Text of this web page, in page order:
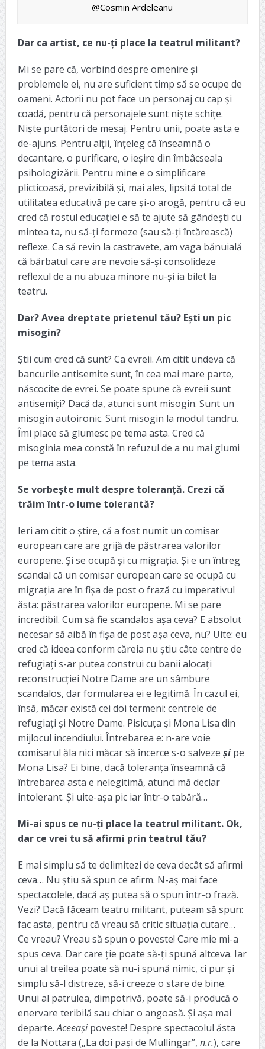
@Cosmin Ardeleanu
Dar ca artist, ce nu-ți place la teatrul militant?
Mi se pare că, vorbind despre omenire și
problemele ei, nu are suficient timp să se ocupe de
oameni. Actorii nu pot face un personaj cu cap și
coadă, pentru că personajele sunt niște schițe.
Niște purtători de mesaj. Pentru unii, poate asta e
de-ajuns. Pentru alții, înțeleg că înseamnă o
decantare, o purificare, o ieșire din îmbâcseala
psihologizării. Pentru mine e o simplificare
plicticoasă, previzibilă și, mai ales, lipsită total de
utilitatea educativă pe care și-o arogă, pentru că eu
cred că rostul educației e să te ajute să gândești cu
mintea ta, nu să-ți formeze (sau să-ți întărească)
reflexe. Ca să revin la castravete, am vaga bănuială
că bărbatul care are nevoie să-și consolideze
reflexul de a nu abuza minore nu-și ia bilet la
teatru.
Dar? Avea dreptate prietenul tău? Ești un pic
misogin?
Știi cum cred că sunt? Ca evreii. Am citit undeva că
bancurile antisemite sunt, în cea mai mare parte,
născocite de evrei. Se poate spune că evreii sunt
antisemiți? Dacă da, atunci sunt misogin. Sunt un
misogin autoironic. Sunt misogin la modul tandru.
Îmi place să glumesc pe tema asta. Cred că
misoginia mea constă în refuzul de a nu mai glumi
pe tema asta.
Se vorbește mult despre toleranță. Crezi că
trăim într-o lume tolerantă?
Ieri am citit o știre, că a fost numit un comisar
european care are grijă de păstrarea valorilor
europene. Și se ocupă și cu migrația. Și e un întreg
scandal că un comisar european care se ocupă cu
migrația are în fișa de post o frază cu imperativul
ăsta: păstrarea valorilor europene. Mi se pare
incredibil. Cum să fie scandalos așa ceva? E absolut
necesar să aibă în fișa de post așa ceva, nu? Uite: eu
cred că ideea conform căreia nu știu câte centre de
refugiați s-ar putea construi cu banii alocați
reconstrucției Notre Dame are un sâmbure
scandalos, dar formularea ei e legitimă. În cazul ei,
însă, măcar există cei doi termeni: centrele de
refugiați și Notre Dame. Pisicuța și Mona Lisa din
mijlocul incendiului. Întrebarea e: n-are voie
comisarul ăla nici măcar să încerce s-o salveze șipe
Mona Lisa? Ei bine, dacă toleranța înseamnă că
întrebarea asta e nelegitimă, atunci mă declar
intolerant. Și uite-așa pic iar într-o tabără…
Mi-ai spus ce nu-ți place la teatrul militant. Ok,
dar ce vrei tu să afirmi prin teatrul tău?
E mai simplu să te delimitezi de ceva decât să afirmi
ceva… Nu știu să spun ce afirm. N-aș mai face
spectacolele, dacă aș putea să o spun într-o frază.
Vezi? Dacă făceam teatru militant, puteam să spun:
fac asta, pentru că vreau să critic situația cutare…
Ce vreau? Vreau să spun o poveste! Care mie mi-a
spus ceva. Dar care ție poate să-ți spună altceva. Iar
unui al treilea poate să nu-i spună nimic, ci pur și
simplu să-l distreze, să-i creeze o stare de bine.
Unui al patrulea, dimpotrivă, poate să-i producă o
enervare teribilă sau chiar o angoasă. Și așa mai
departe.Aceeașipoveste! Despre spectacolul ăsta
de la Nottara („La doi pași de Mullingar”, n.r.), care